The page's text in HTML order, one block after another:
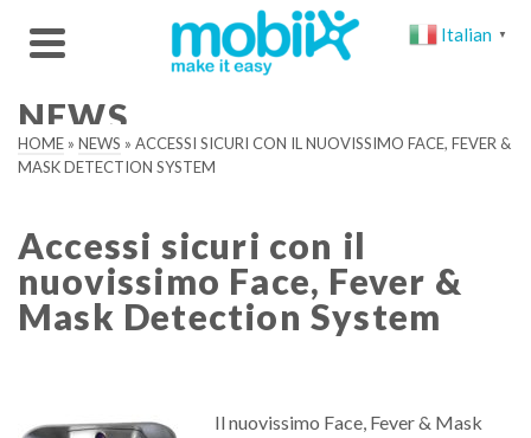
NEWS
HOME » NEWS » ACCESSI SICURI CON IL NUOVISSIMO FACE, FEVER &
MASK DETECTION SYSTEM
Accessi sicuri con il
nuovissimo Face, Fever &
Mask Detection System
Il nuovissimo Face, Fever & Mask
Italian ▼